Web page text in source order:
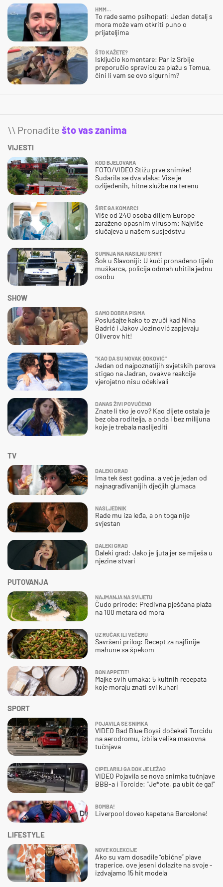
HMM…
To rade samo psihopati: Jedan detalj s
mora može vam otkriti puno o
prijateljima
ŠTO KAŽETE?
Isključio komentare: Par iz Srbije
preporučio spravicu za plažu s Temua,
čini li vam se ovo sigurnim?
\\ Pronađite što vas zanima
VIJESTI
KOD BJELOVARA
FOTO/VIDEO Stižu prve snimke!
Sudarila se dva vlaka: Više je
ozlijeđenih, hitne službe na terenu
ŠIRE GA KOMARCI
Više od 240 osoba diljem Europe
zaraženo opasnim virusom: Najviše
slučajeva u našem susjedstvu
SUMNJA NA NASILNU SMRT
Šok u Slavoniji: U kući pronađeno tijelo
muškarca, policija odmah uhitila jednu
osobu
SHOW
SAMO DOBRA PISMA
Poslušajte kako to zvuči kad Nina
Badrić i Jakov Jozinović zapjevaju
Oliverov hit!
"KAO DA SU NOVAK ĐOKOVIĆ"
Jedan od najpoznatijih svjetskih parova
stigao na Jadran, ovakve reakcije
vjerojatno nisu očekivali
DANAS ŽIVI POVUČENO
Znate li tko je ovo? Kao dijete ostala je
bez oba roditelja, a onda i bez milijuna
koje je trebala naslijediti
SPORT
POJAVILA SE SNIMKA
VIDEO Bad Blue Boysi dočekali Torcidu
na aerodromu, izbila velika masovna
tučnjava
CIPELARILI GA DOK JE LEŽAO
VIDEO Pojavila se nova snimka tučnjave
BBB-a i Torcide: "Je*ote, pa ubit će ga!"
BOMBA!
Liverpool doveo kapetana Barcelone!
TV
DALEKI GRAD
Ima tek šest godina, a već je jedan od
najnagrađivanijih dječjih glumaca
NASLJEDNIK
Rade mu iza leđa, a on toga nije
svjestan
DALEKI GRAD
Daleki grad: Jako je ljuta jer se miješa u
njezine stvari
PUTOVANJA
NAJMANJA NA SVIJETU
Čudo prirode: Predivna pješčana plaža
na 100 metara od mora
UZ RUČAK ILI VEČERU
Savršeni prilog: Recept za najfinije
mahune sa špekom
BON APPETIT!
Majke svih umaka: 5 kultnih recepata
koje moraju znati svi kuhari
LIFESTYLE
NOVE KOLEKCIJE
Ako su vam dosadile “obične” plave
traperice, ove jeseni dolazite na svoje -
izdvajamo 15 hit modela